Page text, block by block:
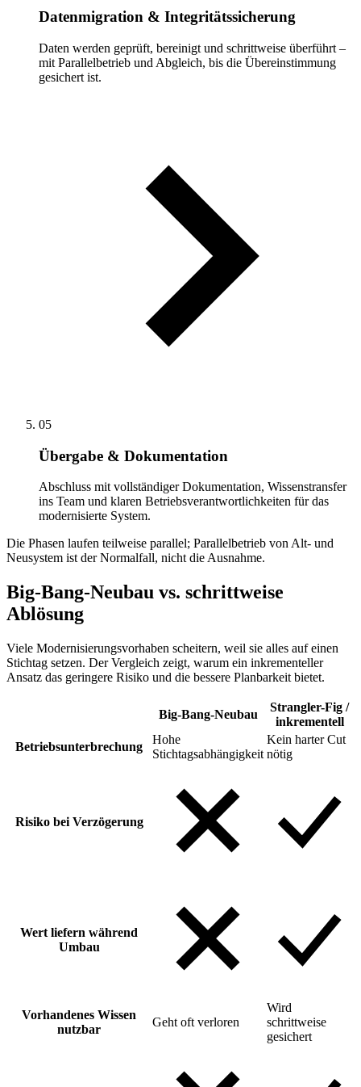
Datenmigration & Integritätssicherung
Daten werden geprüft, bereinigt und schrittweise überführt –
mit Parallelbetrieb und Abgleich, bis die Übereinstimmung
gesichert ist.
05
Übergabe & Dokumentation
Abschluss mit vollständiger Dokumentation, Wissenstransfer
ins Team und klaren Betriebsverantwortlichkeiten für das
modernisierte System.
Die Phasen laufen teilweise parallel; Parallelbetrieb von Alt- und
Neusystem ist der Normalfall, nicht die Ausnahme.
Big-Bang-Neubau vs. schrittweise
Ablösung
Viele Modernisierungsvorhaben scheitern, weil sie alles auf einen
Stichtag setzen. Der Vergleich zeigt, warum ein inkrementeller
Ansatz das geringere Risiko und die bessere Planbarkeit bietet.
Big-Bang-Neubau
Strangler-Fig /
inkrementell
Betriebsunterbrechung
Hohe
Stichtagsabhängigkeit
Kein harter Cut
nötig
Risiko bei Verzögerung
Wert liefern während
Umbau
Vorhandenes Wissen
nutzbar
Geht oft verloren
Wird
schrittweise
gesichert